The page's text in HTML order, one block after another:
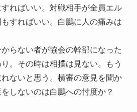
ればいい。対戦相手が全員エル
すればいい。白鵬に人の痛みは
らない者が協会の幹部になった
。その時は相撲は見ない。もう
ないと思う。横審の意見を聞か
しないのは白鵬への忖度か？